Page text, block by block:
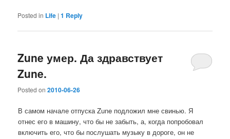
Posted in Life |1 Reply
Zune умер. Да здравствует
Zune.
Posted on2010-06-26
В самом начале отпуска Zune подложил мне свинью. Я
отнес его в машину, что бы не забыть, а, когда попробовал
включить его, что бы послушать музыку в дороге, он не